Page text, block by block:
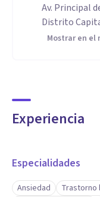
Av. Principal
Distrito
Mostrar en el
Experiencia
Especialidades
Ansiedad Trastorno